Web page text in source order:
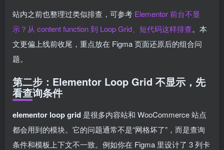
站内之前也整理过类似排查，可参考 Elementor 前台不显
示？从 content function 到 Loop Grid、短代码这样排查。本
文更偏上线前收尾，重点放在 Figma 页面还原后的组合问
题。
第二步：Elementor Loop Grid 不显示，先
看查询条件
elementor loop grid 是很多内容站和 WooCommerce 站点
都会用到的模块。它的问题通常不是“网格坏了”，而是查询
条件和模板上下文不一致。例如你在 Figma 里设计了 3 列卡